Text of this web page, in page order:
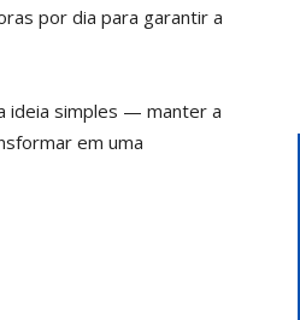
por dia para garantir a
ideia simples — manter a
em uma